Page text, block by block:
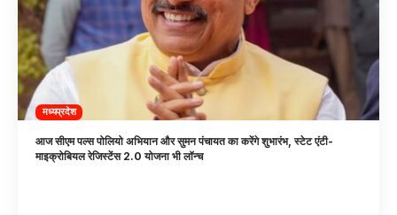
मध्यप्रदेश
आज सीएम पल्स पोलियो अभियान और सुमन पंचायत का करेंगे शुभारंभ, स्टेट एंटी-
माइक्रोबियल रेजिस्टेंस 2.0 योजना भी लॉन्च